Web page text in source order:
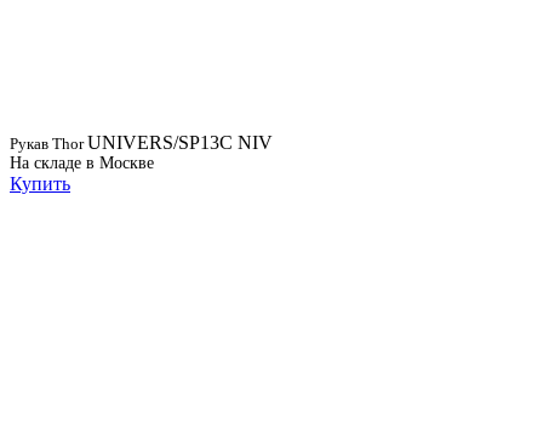
Рукав ThorUNIVERS/SP13C NIV
На складе в Москве
Купить